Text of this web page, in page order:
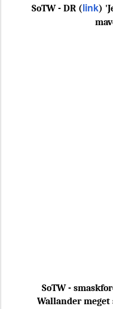
SoTW - DR (link)
SoTW -
Wallander